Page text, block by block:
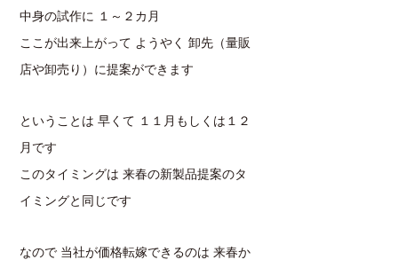
中身の試作に １～２カ月
ここが出来上がって ようやく 卸先（量販
店や卸売り）に提案ができます
ということは 早くて １１月もしくは１２
月です
このタイミングは 来春の新製品提案のタ
イミングと同じです
なので 当社が価格転嫁できるのは 来春か